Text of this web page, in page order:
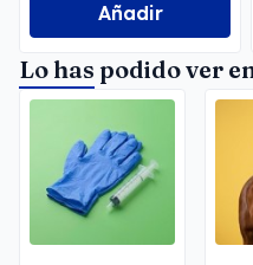
Añadir
Lo has podido ver